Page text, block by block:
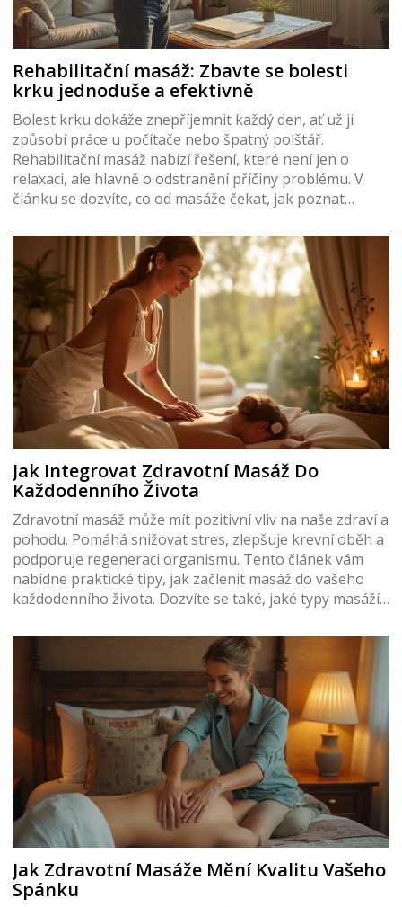
Rehabilitační masáž: Zbavte se bolesti
krku jednoduše a efektivně
Bolest krku dokáže znepříjemnit každý den, ať už ji
způsobí práce u počítače nebo špatný polštář.
Rehabilitační masáž nabízí řešení, které není jen o
relaxaci, ale hlavně o odstranění příčiny problému. V
článku se dozvíte, co od masáže čekat, jak poznat
doma. Naučíte se také, kdy navštívit specialistu a co
dělat pro prevenci dalších bolestí. Vše jasně, prakticky a
bez zbytečných složitostí.
Jak Integrovat Zdravotní Masáž Do
Každodenního Života
Zdravotní masáž může mít pozitivní vliv na naše zdraví a
pohodu. Pomáhá snižovat stres, zlepšuje krevní oběh a
podporuje regeneraci organismu. Tento článek vám
nabídne praktické tipy, jak začlenit masáž do vašeho
každodenního života. Dozvíte se také, jaké typy masáží
potřeby.
Jak Zdravotní Masáže Mění Kvalitu Vašeho
Spánku